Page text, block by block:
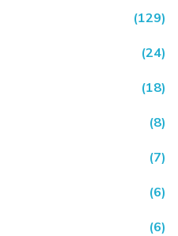
(129)
(24)
(18)
(8)
(7)
(6)
(6)